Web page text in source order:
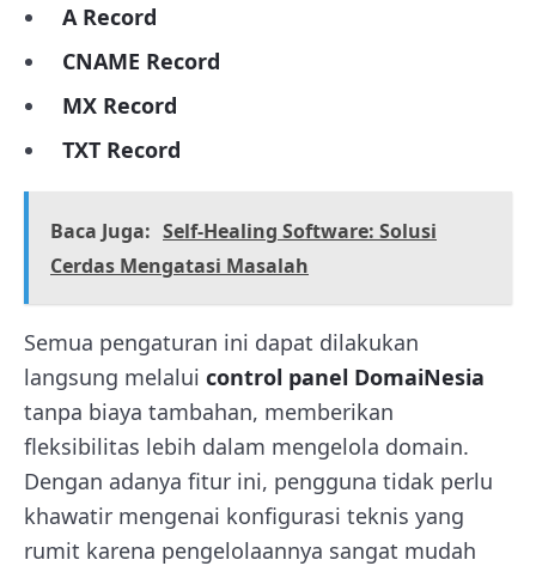
A Record
CNAME Record
MX Record
TXT Record
Baca Juga: Self-Healing Software: Solusi
Cerdas Mengatasi Masalah
Semua pengaturan ini dapat dilakukan
langsung melalui control panel DomaiNesia
tanpa biaya tambahan, memberikan
fleksibilitas lebih dalam mengelola domain.
Dengan adanya fitur ini, pengguna tidak perlu
khawatir mengenai konfigurasi teknis yang
rumit karena pengelolaannya sangat mudah